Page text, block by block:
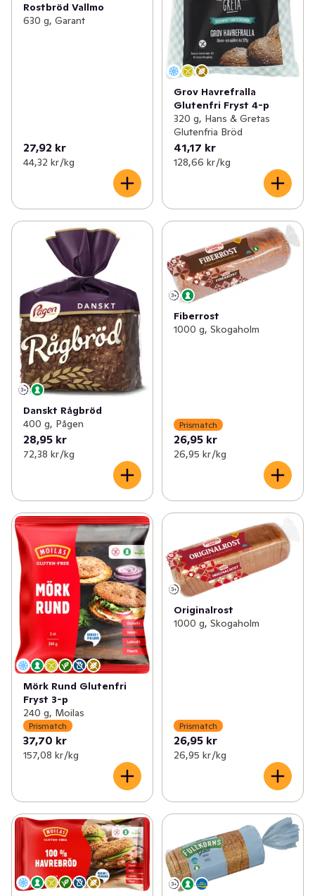
Rostbröd Vallmo
630 g, Garant
27,92 kr
44,32 kr /kg
Grov Havrefralla
Glutenfri Fryst 4-p
320 g, Hans & Gretas
Glutenfria Bröd
41,17 kr
128,66 kr /kg
Danskt Rågbröd
400 g, Pågen
28,95 kr
72,38 kr /kg
Fiberrost
1000 g, Skogaholm
Prismatch
26,95 kr
26,95 kr /kg
Mörk Rund Glutenfri
Fryst 3-p
240 g, Moilas
Prismatch
37,70 kr
157,08 kr /kg
Originalrost
1000 g, Skogaholm
Prismatch
26,95 kr
26,95 kr /kg